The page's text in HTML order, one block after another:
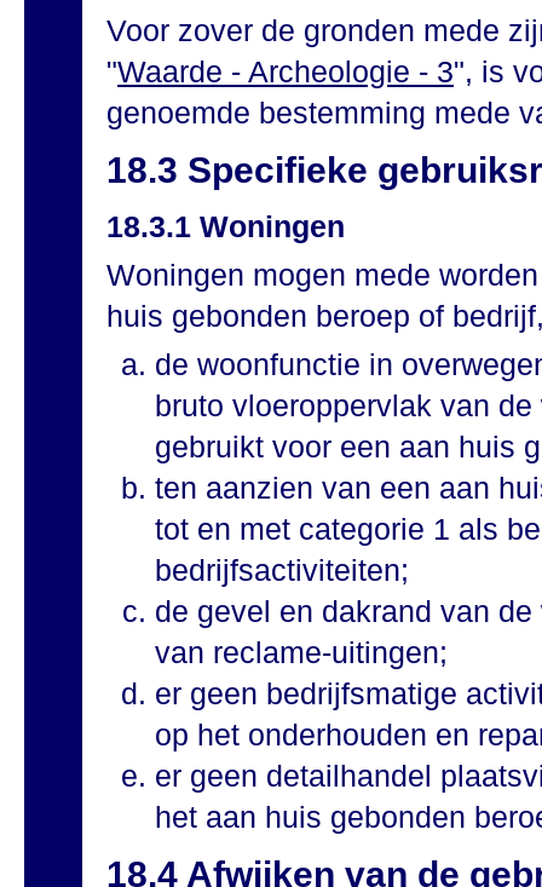
Voor zover de gronden mede
"Waarde - Archeologie - 3", is
genoemde bestemming mede
18.3 Specifieke
18.3.1 Woningen
Woningen mogen mede
huis gebonden beroep of
de woonfunctie in
bruto vloeroppervlak van
gebruikt voor een aan huis
ten aanzien van een aan
tot en met categorie 1 als
bedrijfsactiviteiten;
de gevel en dakrand van
van reclame-uitingen;
er geen bedrijfsmatige
op het onderhouden en
er geen detailhandel
het aan huis gebonden
18.4 Afwijken van de